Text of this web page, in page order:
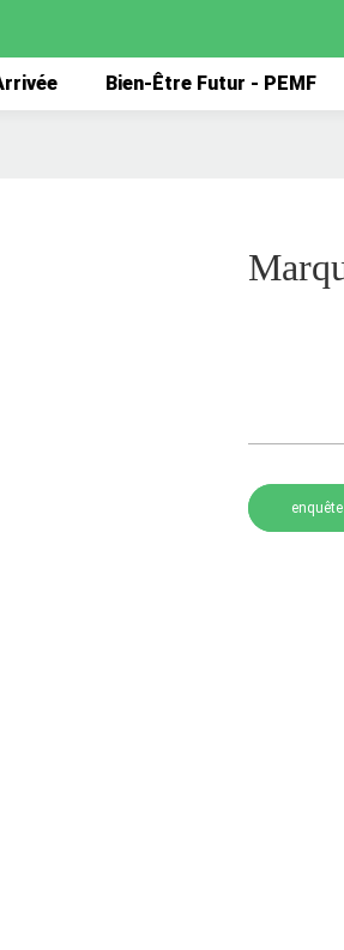
Bien-Être Futur - PEMF
enquête